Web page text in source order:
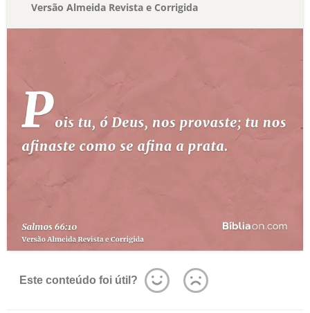
Versão Almeida Revista e Corrigida
Este conteúdo foi útil?